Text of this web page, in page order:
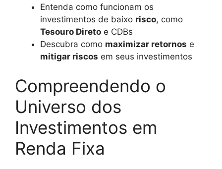
Entenda como funcionam os
investimentos de baixo risco, como
Tesouro Direto e CDBs
Descubra como maximizar retornos e
mitigar riscos em seus investimentos
Compreendendo o
Universo dos
Investimentos em
Renda Fixa